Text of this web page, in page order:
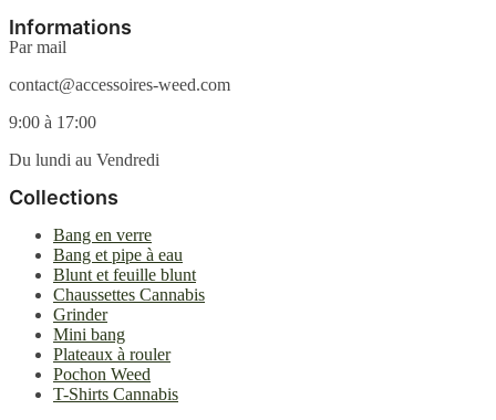
Informations
Par mail
contact@accessoires-weed.com
9:00 à 17:00
Du lundi au Vendredi
Collections
Bang en verre
Bang et pipe à eau
Blunt et feuille blunt
Chaussettes Cannabis
Grinder
Mini bang
Plateaux à rouler
Pochon Weed
T-Shirts Cannabis